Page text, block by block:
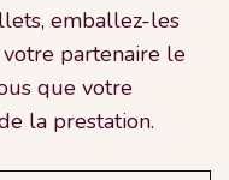
emballez-les
partenaire le
que votre
la prestation.